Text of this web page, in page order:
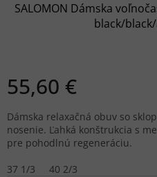
SALOMON Dámska
black/
55,60 €
Dámska relaxačná obuv so
nosenie. Ľahká konštrukcia s
pre pohodlnú regeneráciu.
37 1/3
40 2/3